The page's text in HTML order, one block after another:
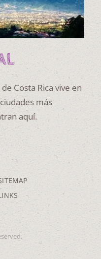
Costa Rica vive en
más
aquí.